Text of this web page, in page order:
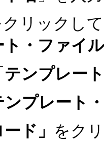
クリックし
・ファイル
テンプレー
ンプレート
ド」 をク